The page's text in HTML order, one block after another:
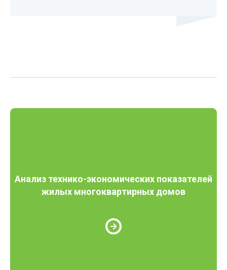
Анализ технико-экономических показателей
жилых многоквартирных домов